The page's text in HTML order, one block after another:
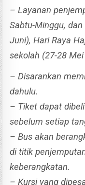
– Layanan
Sabtu-Minggu,
Juni), Hari Raya
sekolah (27-28
– Disarankan
dahulu.
– Tiket dapat
sebelum setiap
– Bus akan
di titik
keberangkatan.
– Kursi yang